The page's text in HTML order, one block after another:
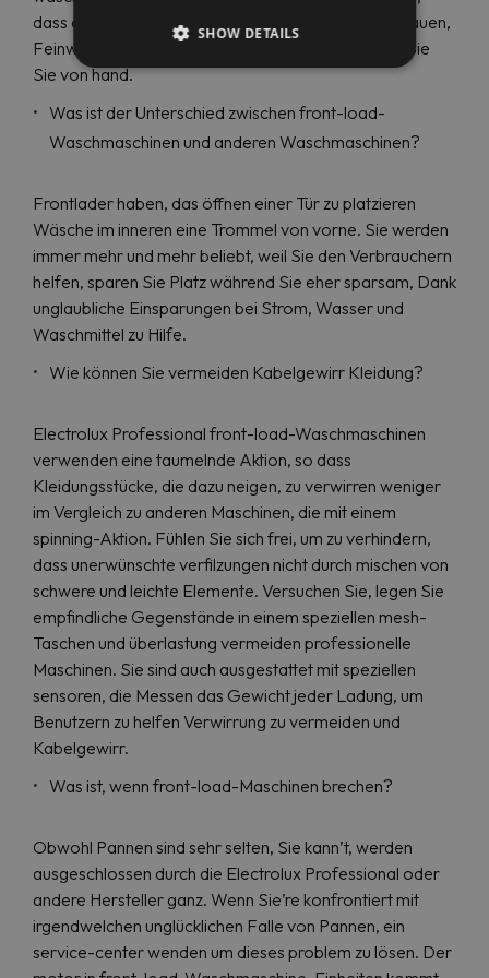
dass die Betreiber haben genug Vertrauen, anvertrauen,
Feinwäsche, front-load-Maschinen statt waschen Sie
Sie von hand.
Was ist der Unterschied zwischen front-load-
Waschmaschinen und anderen Waschmaschinen?
Frontlader haben, das öffnen einer Tür zu platzieren
Wäsche im inneren eine Trommel von vorne. Sie werden
immer mehr und mehr beliebt, weil Sie den Verbrauchern
helfen, sparen Sie Platz während Sie eher sparsam, Dank
unglaubliche Einsparungen bei Strom, Wasser und
Waschmittel zu Hilfe.
Wie können Sie vermeiden Kabelgewirr Kleidung?
Electrolux Professional front-load-Waschmaschinen
verwenden eine taumelnde Aktion, so dass
Kleidungsstücke, die dazu neigen, zu verwirren weniger
im Vergleich zu anderen Maschinen, die mit einem
spinning-Aktion. Fühlen Sie sich frei, um zu verhindern,
dass unerwünschte verfilzungen nicht durch mischen von
schwere und leichte Elemente. Versuchen Sie, legen Sie
empfindliche Gegenstände in einem speziellen mesh-
Taschen und überlastung vermeiden professionelle
Maschinen. Sie sind auch ausgestattet mit speziellen
sensoren, die Messen das Gewicht jeder Ladung, um
Benutzern zu helfen Verwirrung zu vermeiden und
Kabelgewirr.
Was ist, wenn front-load-Maschinen brechen?
Obwohl Pannen sind sehr selten, Sie kann’t, werden
ausgeschlossen durch die Electrolux Professional oder
andere Hersteller ganz. Wenn Sie’re konfrontiert mit
irgendwelchen unglücklichen Falle von Pannen, ein
service-center wenden um dieses problem zu lösen. Der
SHOW DETAILS